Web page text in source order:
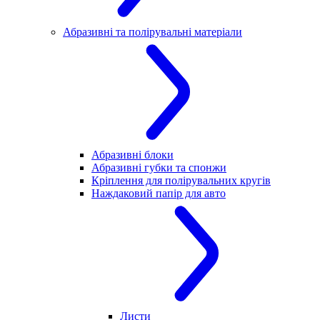
Абразивні та полірувальні матеріали
Абразивні блоки
Абразивні губки та спонжи
Кріплення для полірувальних кругів
Наждаковий папір для авто
Листи